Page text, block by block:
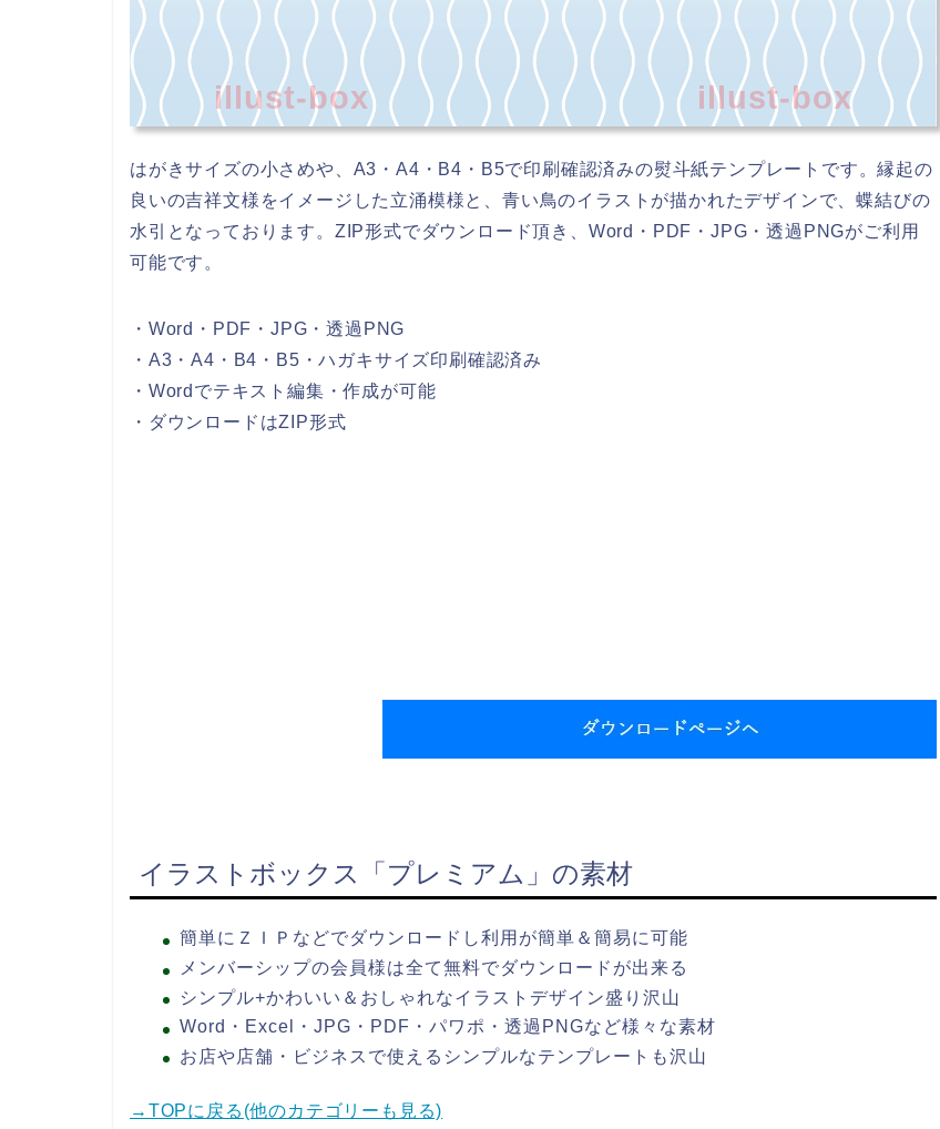
illust-box illust-box
はがきサイズの小さめや、A3・A4・B4・B5で印刷確認済みの熨斗紙テンプレートです。縁起の
良いの吉祥文様をイメージした立涌模様と、青い鳥のイラストが描かれたデザインで、蝶結びの
水引となっております。ZIP形式でダウンロード頂き、Word・PDF・JPG・透過PNGがご利用
可能です。
・Word・PDF・JPG・透過PNG
・A3・A4・B4・B5・ハガキサイズ印刷確認済み
・Wordでテキスト編集・作成が可能
・ダウンロードはZIP形式
イラストボックス「プレミアム」の素材
簡単にＺＩＰなどでダウンロードし利用が簡単＆簡易に可能
メンバーシップの会員様は全て無料でダウンロードが出来る
シンプル+かわいい＆おしゃれなイラストデザイン盛り沢山
Word・Excel・JPG・PDF・パワポ・透過PNGなど様々な素材
お店や店舗・ビジネスで使えるシンプルなテンプレートも沢山
→TOPに戻る(他のカテゴリーも見る)